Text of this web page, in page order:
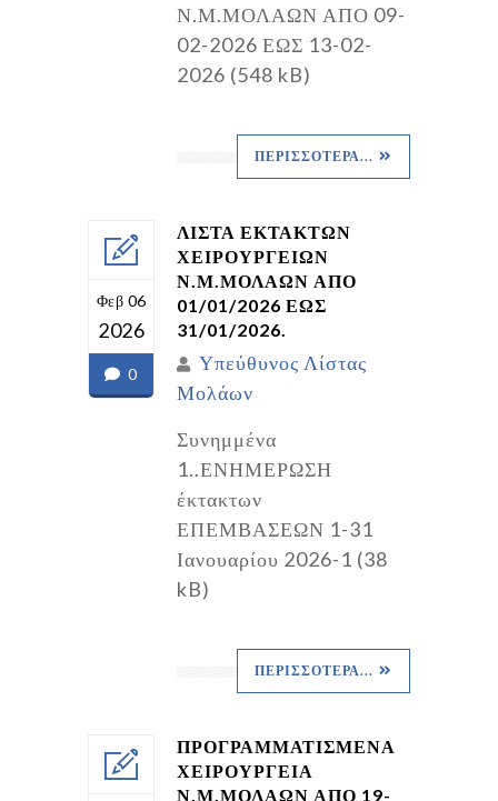
Ν.Μ.ΜΟΛΑΩΝ ΑΠΟ 09-
02-2026 ΕΩΣ 13-02-
2026 (548 kB)
ΠΕΡΙΣΣΌΤΕΡΑ...
Φεβ 06
2026
0
ΛΙΣΤΑ ΕΚΤΑΚΤΩΝ
ΧΕΙΡΟΥΡΓΕΙΩΝ
Ν.Μ.ΜΟΛΑΩΝ ΑΠΟ
01/01/2026 ΕΩΣ
31/01/2026.
Υπεύθυνος Λίστας
Μολάων
Συνημμένα
1..ΕΝΗΜΕΡΩΣΗ
έκτακτων
ΕΠΕΜΒΑΣΕΩΝ 1-31
Ιανουαρίου 2026-1 (38
kB)
ΠΕΡΙΣΣΌΤΕΡΑ...
ΠΡΟΓΡΑΜΜΑΤΙΣΜΕΝΑ
ΧΕΙΡΟΥΡΓΕΙΑ
Ν.Μ.ΜΟΛΑΩΝ ΑΠΟ 19-